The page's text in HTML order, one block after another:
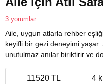
3 yorumlar
Aile, uygun atlarla rehber
keyifli bir gezi deneyimi
unutulmaz anılar biriktirir ve
11520 TL 4